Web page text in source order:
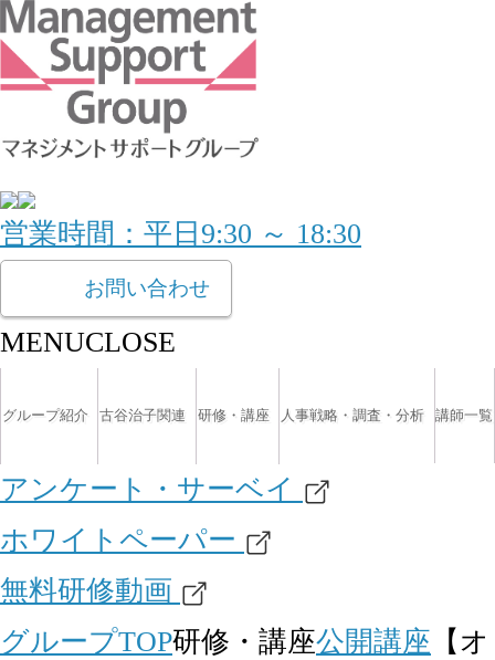
営業時間：平日9:30 ～ 18:30
お問い合わせ
MENUCLOSE
グループ紹介 古谷治子関連 研修・講座 人事戦略・調査・分析 講師一覧
アンケート・サーベイ
ホワイトペーパー
無料研修動画
グループTOP研修・講座公開講座 【オ